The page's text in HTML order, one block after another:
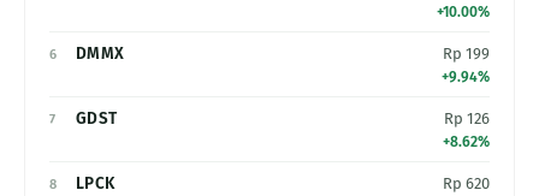
+10.00%
6 DMMX Rp 199
+9.94%
7 GDST Rp 126
+8.62%
8 LPCK Rp 620